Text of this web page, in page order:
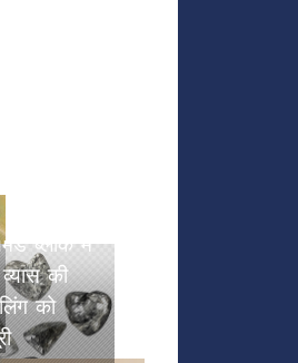
अपनी
ओरिजिनल स्टेट
में वापस आएँ
(भाग 1)